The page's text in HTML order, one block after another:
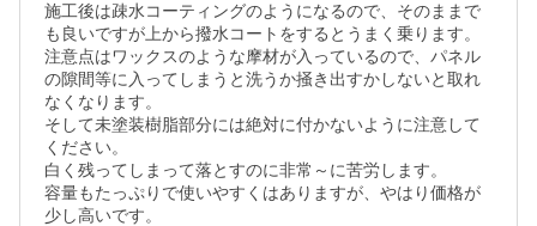
施工後は疎水コーティングのようになるので、そのままで
も良いですが上から撥水コートをするとうまく乗ります。
注意点はワックスのような摩材が入っているので、パネル
の隙間等に入ってしまうと洗うか掻き出すかしないと取れ
なくなります。
そして未塗装樹脂部分には絶対に付かないように注意して
ください。
白く残ってしまって落とすのに非常～に苦労します。
容量もたっぷりで使いやすくはありますが、やはり価格が
少し高いです。